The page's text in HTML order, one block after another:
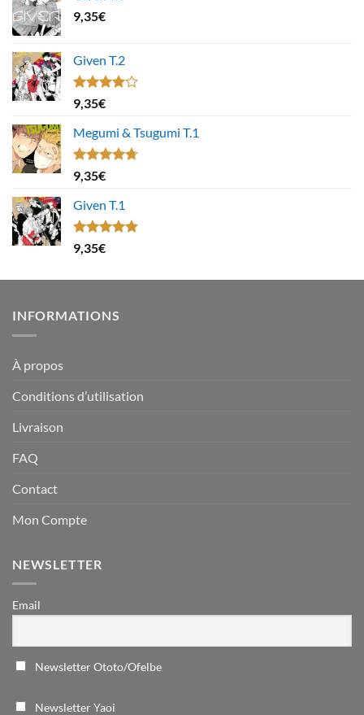
9,35€
Given T.2
Note
4.00
5
9,35€
Megumi & Tsugumi T.1
Note4.67
sur 5
9,35€
Given T.1
Note5.00
sur 5
9,35€
INFORMATIONS
À propos
Conditions d’utilisation
Livraison
FAQ
Contact
Mon Compte
NEWSLETTER
Email
Newsletter Ototo/Ofelbe
Newsletter Yaoi